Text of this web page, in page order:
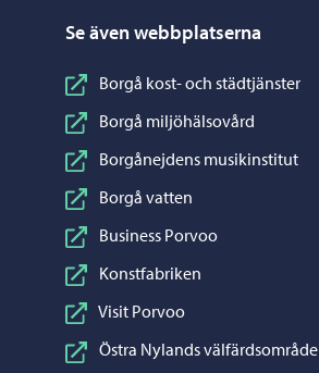
Se även webbplatserna
Borgå kost- och städtjänster
Borgå miljöhälsovård
Borgånejdens musikinstitut
Borgå vatten
Business Porvoo
Konstfabriken
Visit Porvoo
Östra Nylands välfärdsområde